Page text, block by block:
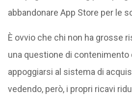
abbandonare App Store per le
È ovvio che chi non ha grosse
una questione di contenimento
appoggiarsi al sistema di
vedendo, però, i propri ricavi